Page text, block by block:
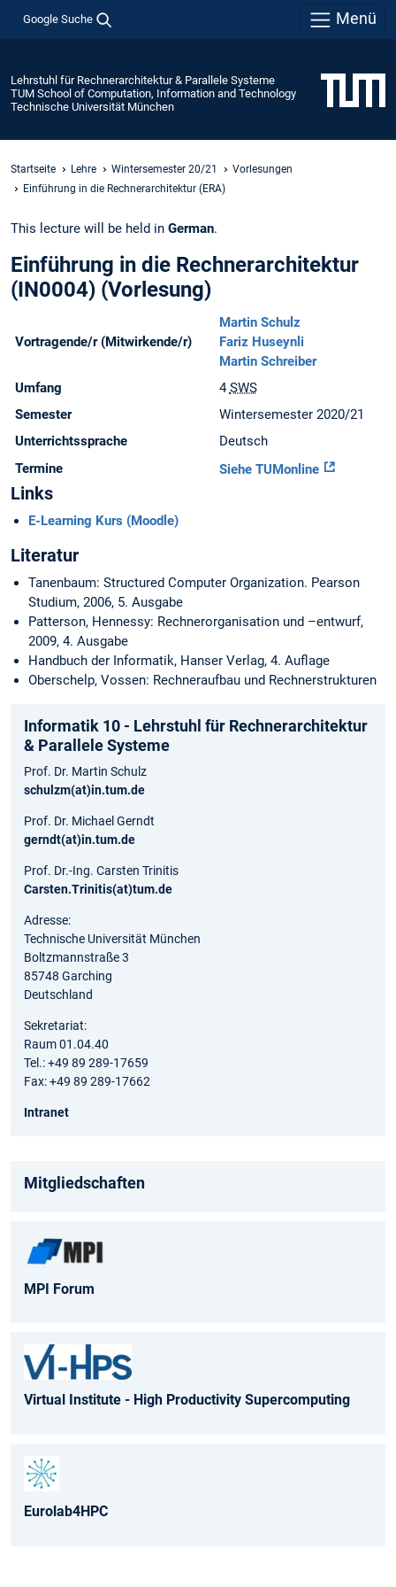
Google Suche Menü
Lehrstuhl für Rechnerarchitektur & Parallele Systeme
TUM School of Computation, Information and Technology
Technische Universität München
Startseite Lehre Wintersemester 20/21
Vorlesungen
Einführung in die Rechnerarchitektur (ERA)
This lecture will be held in German.
Einführung in die Rechnerarchitektur
(IN0004) (Vorlesung)
Vortragende/r (Mitwirkende/r)
Martin Schulz
Fariz Huseynli
Martin Schreiber
Umfang
4SWS
Semester
Wintersemester 2020/21
Unterrichtssprache
Deutsch
Termine
Siehe TUMonline
Links
E-Learning Kurs (Moodle)
Literatur
Tanenbaum: Structured Computer Organization. Pearson
Studium, 2006, 5. Ausgabe
Patterson, Hennessy: Rechnerorganisation und –entwurf,
2009, 4. Ausgabe
Handbuch der Informatik, Hanser Verlag, 4. Auflage
Oberschelp, Vossen: Rechneraufbau und Rechnerstrukturen
Informatik 10 - Lehrstuhl für Rechnerarchitektur
& Parallele Systeme
Prof. Dr. Martin Schulz
schulzm(at)in.tum.de
Prof. Dr. Michael Gerndt
gerndt(at)in.tum.de
Prof. Dr.-Ing. Carsten Trinitis
Carsten.Trinitis(at)tum.de
Adresse:
Technische Universität München
Boltzmannstraße 3
85748 Garching
Deutschland
Sekretariat:
Raum 01.04.40
Tel.: +49 89 289-17659
Fax: +49 89 289-17662
Intranet
Mitgliedschaften
MPI Forum
Virtual Institute - High Productivity Supercomputing
Eurolab4HPC